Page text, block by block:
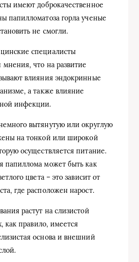
имеют доброкачественное
папилломатоза горла ученые
не смогли.
специалисты
что на развитие
влияния эндокринные
а также влияние
инфекции.
вытянутую или округлую
на тонкой или широкой
осуществляется питание.
папиллома может быть как
цвета – это зависит от
где расположен нарост.
растут на слизистой
как правило, имеется
основа и внешний